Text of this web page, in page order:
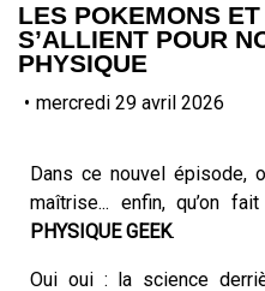
LES POKEMONS
S’ALLIENT POUR
PHYSIQUE
• mercredi 29 avril 2026
Dans ce nouvel épisode,
maîtrise... enfin, qu’on
PHYSIQUE GEEK.
Oui oui : la science